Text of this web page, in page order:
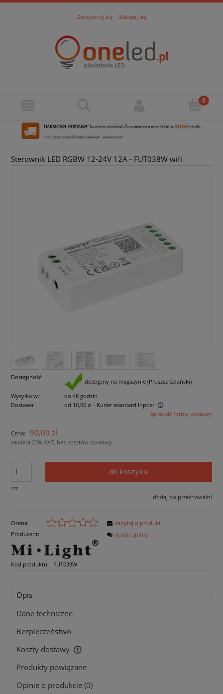
Zarejestruj się Zaloguj się
Sterownik LED RGBW 12-24V 12A - FUT038W wifi
Dostępność:
dostępny na magazynie (Pruszcz Gdański)
Wysyłka w:
do 48 godzin
Dostawa:
od 10,00 zł - Kurier standard Inpost
Cena nie zawiera ewentualnych kosztów płatnościsprawdź formy dostawy
Cena: 90,00 zł
zawiera 23% VAT, bez kosztów dostawy
szt.
do koszyka
dodaj do przechowalni
Ocena:
Producent:
Kod produktu: FUT038W
zapytaj o produkt
dodaj opinię
Opis
Dane techniczne
Bezpieczeństwo
Koszty dostawy
Cena nie zawiera ewentualnych kosztów płatności
Produkty powiązane
Opinie o produkcie (0)